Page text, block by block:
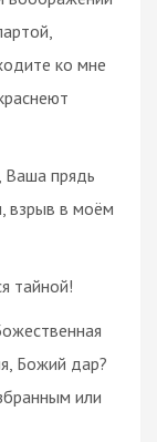
ко мне
Ваша прядь
взрыв в моём
тайной!
Божий дар?
или